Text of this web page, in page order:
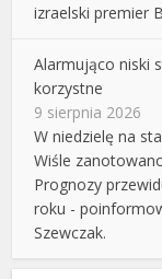
izraelski premier
Alarmująco niski
korzystne
9 sierpnia 2026
W niedzielę na
Wiśle
Prognozy
roku -
Szewczak.